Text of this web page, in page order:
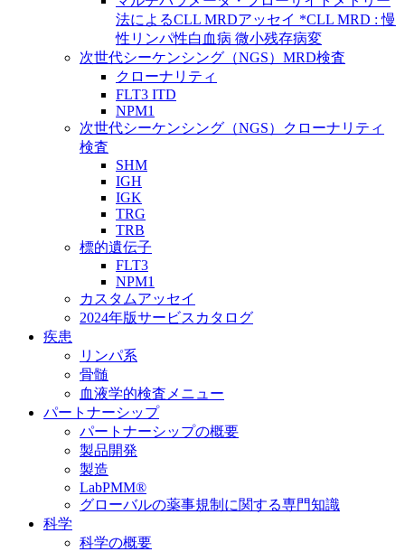
法によるCLL MRDアッセイ *CLL MRD : 慢
性リンパ性白血病 微小残存病変
次世代シーケンシング（NGS）MRD検査
クローナリティ
FLT3 ITD
NPM1
次世代シーケンシング（NGS）クローナリティ
検査
SHM
IGH
IGK
TRG
TRB
標的遺伝子
FLT3
NPM1
カスタムアッセイ
2024年版サービスカタログ
疾患
リンパ系
骨髄
血液学的検査メニュー
パートナーシップ
パートナーシップの概要
製品開発
製造
LabPMM®
グローバルの薬事規制に関する専門知識
科学
科学の概要